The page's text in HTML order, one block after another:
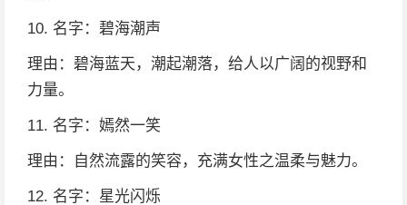
10. 名字：碧海潮声
理由：碧海蓝天，潮起潮落，给人以广阔的视野和
力量。
11. 名字：嫣然一笑
理由：自然流露的笑容，充满女性之温柔与魅力。
12. 名字：星光闪烁